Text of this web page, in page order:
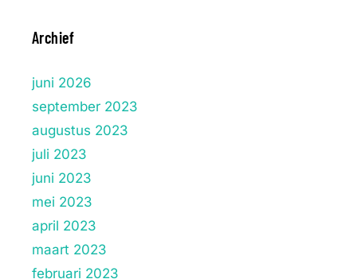
Archief
juni 2026
september 2023
augustus 2023
juli 2023
juni 2023
mei 2023
april 2023
maart 2023
februari 2023